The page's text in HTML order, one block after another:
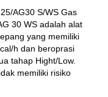
AG30 S/WS Gas
30 WS adalah alat
yang memiliki
h dan beroprasi
tahap Hight/Low.
memiliki risiko